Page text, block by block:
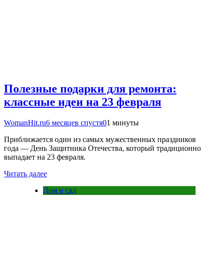
Полезные подарки для ремонта:
классные идеи на 23 февраля
WomanHit.ru6 месяцев спустя01 минуты
Приближается один из самых мужественных праздников
года — День Защитника Отечества, который традиционно
выпадает на 23 февраля.
Читать далее
Дом и сад